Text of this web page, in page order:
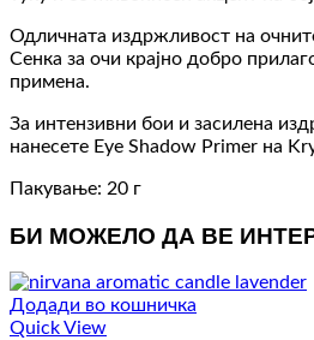
Одличната издржливост на
Сенка за очи крајно добро
примена.
За интензивни бои и засилена
нанесете Eye Shadow Primer на
Пакување: 20 г
БИ МОЖЕЛО ДА ВЕ
Додади во кошничка
Quick View